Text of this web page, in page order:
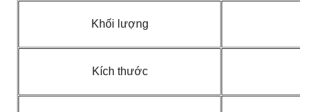
Khối lượng
Kích thước